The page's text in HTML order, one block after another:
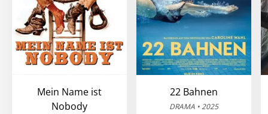
Mein Name ist
Nobody
22 Bahnen
DRAMA • 2025